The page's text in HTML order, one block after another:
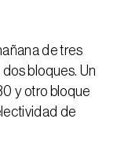
de tres
bloques. Un
y otro bloque
de